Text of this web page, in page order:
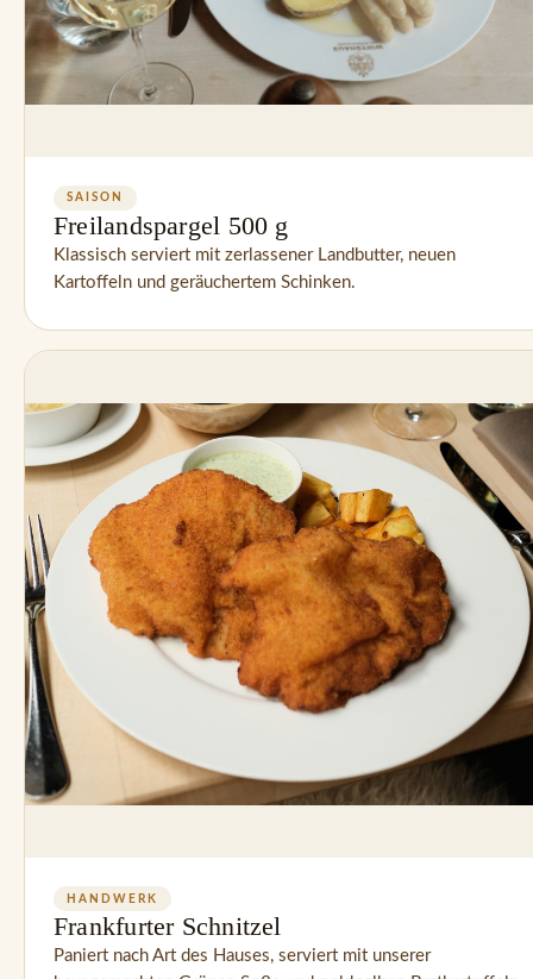
SAISON
Freilandspargel 500 g
Klassisch serviert mit zerlassener Landbutter, neuen
Kartoffeln und geräuchertem Schinken.
HANDWERK
Frankfurter Schnitzel
Paniert nach Art des Hauses, serviert mit unserer